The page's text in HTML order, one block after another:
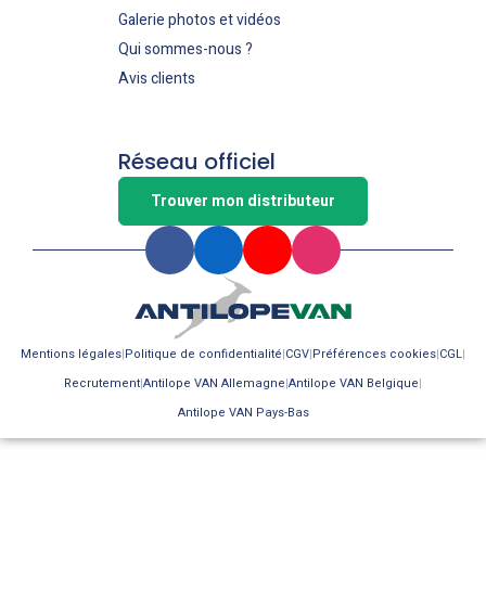
Galerie photos et vidéos
Qui sommes-nous ?
Avis clients
Réseau officiel
Trouver mon distributeur
Mentions légales Politique de confidentialité CGV Préférences cookies CGL
RecrutementAntilope VAN Allemagne Antilope VAN Belgique
Antilope VAN Pays-Bas